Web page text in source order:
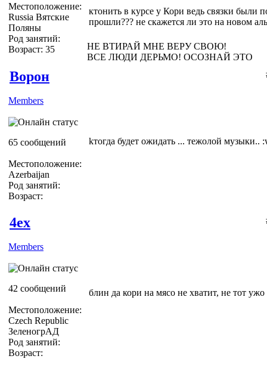
Местоположение:
Russia Вятские
Поляны
Род занятий:
Возраст: 35
ктонить в курсе у Кори ведь связки были
прошли??? не скажется ли это на новом
НЕ ВТИРАЙ МНЕ ВЕРУ СВОЮ!
ВСЕ ЛЮДИ ДЕРЬМО! ОСОЗНАЙ ЭТО
Ворон
Members
65 сообщений
Местоположение:
Azerbaijan
Род занятий:
Возраст:
kтогда будет ожидать ... тежолой музыки..
4ex
Members
42 сообщений
Местоположение:
Czech Republic
ЗеленогрАД
Род занятий:
Возраст:
блин да кори на мясо не хватит, не тот ужо